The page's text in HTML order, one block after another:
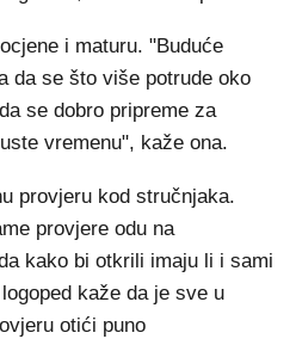
i maturu. "Buduće
da se što više potrude oko
se dobro pripreme za
vremenu", kaže ona.
provjeru kod stručnjaka.
provjere odu na
kako bi otkrili imaju li i sami
kaže da je sve u
otići puno